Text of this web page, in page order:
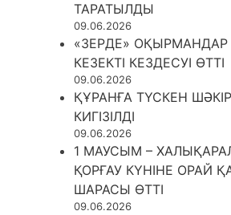
ТАРАТЫЛДЫ
09.06.2026
«ЗЕРДЕ»
КЕЗЕКТІ КЕЗДЕСУІ ӨТТІ
09.06.2026
ҚҰРАНҒА ТҮСКЕН
КИГІЗІЛДІ
09.06.2026
1 МАУСЫМ –
ҚОРҒАУ КҮНІНЕ ОРАЙ
ШАРАСЫ ӨТТІ
09.06.2026